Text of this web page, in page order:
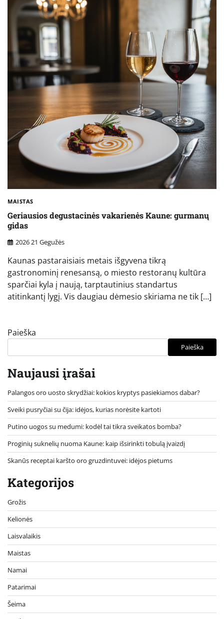
MAISTAS
Geriausios degustacinės vakarienės Kaune: gurmanų
gidas
2026 21 Gegužės
Kaunas pastaraisiais metais išgyvena tikrą
gastronominį renesansą, o miesto restoranų kultūra
sparčiai kyla į naują, tarptautinius standartus
atitinkantį lygį. Vis daugiau dėmesio skiriama ne tik […]
Paieška
Paieška
Naujausi įrašai
Palangos oro uosto skrydžiai: kokios kryptys pasiekiamos dabar?
Sveiki pusryčiai su čija: idėjos, kurias norėsite kartoti
Putino uogos su medumi: kodėl tai tikra sveikatos bomba?
Proginių suknelių nuoma Kaune: kaip išsirinkti tobulą įvaizdį
Skanūs receptai karšto oro gruzdintuvei: idėjos pietums
Kategorijos
Grožis
Kelionės
Laisvalaikis
Maistas
Namai
Patarimai
Šeima